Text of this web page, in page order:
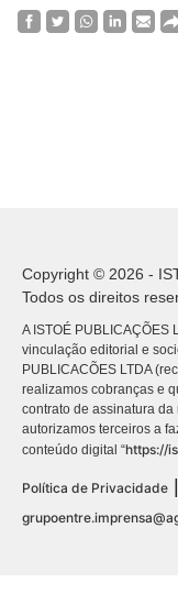
Copyright © 2026 -
Todos os direitos
A ISTOÉ PUBLICAÇÕES
vinculação editorial e
PUBLICACÕES LTDA
realizamos cobranças e
contrato de assinatura
autorizamos terceiros a
conteúdo digital “https://
Política de Privacidade